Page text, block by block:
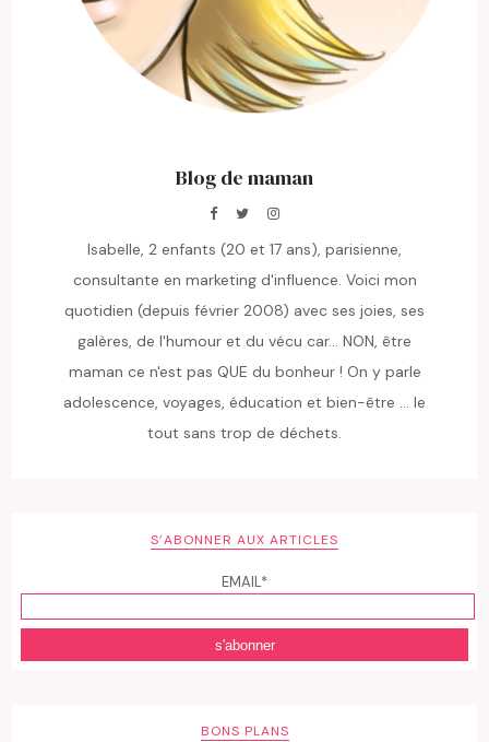
Blog de maman
Isabelle, 2 enfants (20 et 17 ans), parisienne,
consultante en marketing d'influence. Voici mon
quotidien (depuis février 2008) avec ses joies, ses
galères, de l'humour et du vécu car... NON, être
maman ce n'est pas QUE du bonheur ! On y parle
adolescence, voyages, éducation et bien-être ... le
tout sans trop de déchets.
S’ABONNER AUX ARTICLES
EMAIL*
BONS PLANS